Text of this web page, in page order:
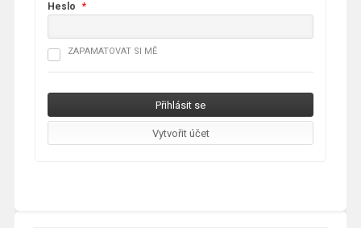
Heslo *
ZAPAMATOVAT SI MĚ